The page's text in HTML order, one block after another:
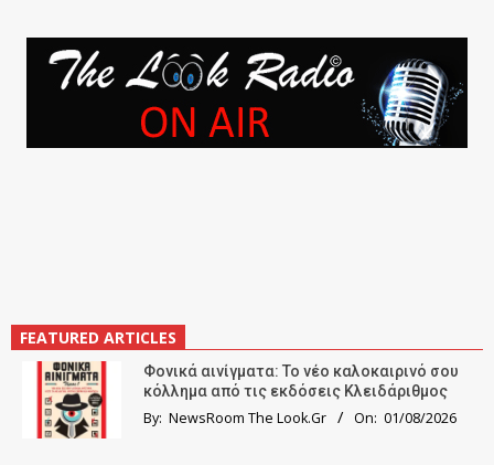
FEATURED ARTICLES
Φονικά αινίγματα: Το νέο καλοκαιρινό σου
κόλλημα από τις εκδόσεις Κλειδάριθμος
By: NewsRoom The Look.Gr On: 01/08/2026